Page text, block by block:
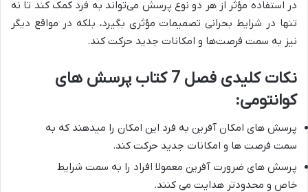
در استفاده مؤثر از هر دو نوع پرسش می‌تواند به فرد کمک کند تا نه
تنها در شرایط بحرانی تصمیمات مؤثری بگیرد، بلکه در مواقع دیگر
نیز به سمت فرصت‌ها و امکانات جدید حرکت کند.
نکات کلیدی فصل 7 کتاب پرسش های
کوانتومی:
پرسش های امکان آفرین به فرد این امکان را میدهند که به
سمت فرصت ها و امکانات جدید حرکت کند.
پرسش های ضرورت آفرین معمولا افراد را به سمت شرایط
خاص و محدودتر هدایت می کنند.